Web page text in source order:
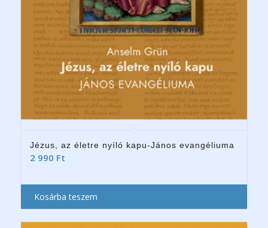
Jézus, az életre nyíló kapu-János evangéliuma
2 990 Ft
Kosárba teszem